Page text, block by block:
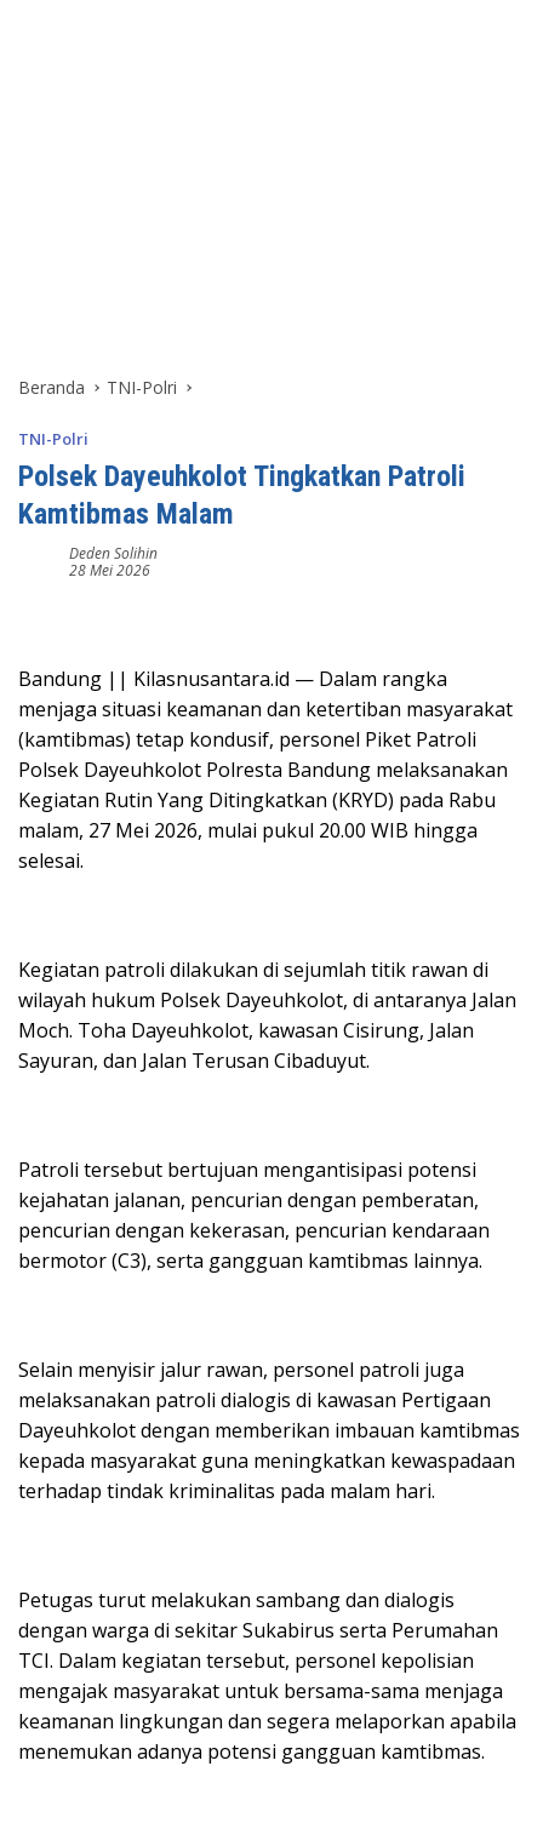
Beranda TNI-Polri
TNI-Polri
Polsek Dayeuhkolot Tingkatkan Patroli
Kamtibmas Malam
Deden Solihin
28 Mei 2026
Bandung || Kilasnusantara.id — Dalam rangka
menjaga situasi keamanan dan ketertiban masyarakat
(kamtibmas) tetap kondusif, personel Piket Patroli
Polsek Dayeuhkolot Polresta Bandung melaksanakan
Kegiatan Rutin Yang Ditingkatkan (KRYD) pada Rabu
malam, 27 Mei 2026, mulai pukul 20.00 WIB hingga
selesai.
Kegiatan patroli dilakukan di sejumlah titik rawan di
wilayah hukum Polsek Dayeuhkolot, di antaranya Jalan
Moch. Toha Dayeuhkolot, kawasan Cisirung, Jalan
Sayuran, dan Jalan Terusan Cibaduyut.
Patroli tersebut bertujuan mengantisipasi potensi
kejahatan jalanan, pencurian dengan pemberatan,
pencurian dengan kekerasan, pencurian kendaraan
bermotor (C3), serta gangguan kamtibmas lainnya.
Selain menyisir jalur rawan, personel patroli juga
melaksanakan patroli dialogis di kawasan Pertigaan
Dayeuhkolot dengan memberikan imbauan kamtibmas
kepada masyarakat guna meningkatkan kewaspadaan
terhadap tindak kriminalitas pada malam hari.
Petugas turut melakukan sambang dan dialogis
dengan warga di sekitar Sukabirus serta Perumahan
TCI. Dalam kegiatan tersebut, personel kepolisian
mengajak masyarakat untuk bersama-sama menjaga
keamanan lingkungan dan segera melaporkan apabila
menemukan adanya potensi gangguan kamtibmas.